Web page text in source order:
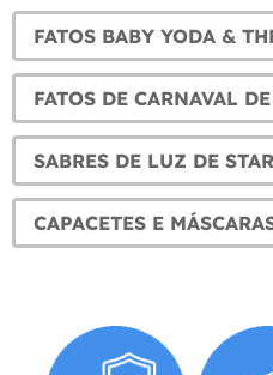
FATOS DE CARNAVAL
CAPACETES E